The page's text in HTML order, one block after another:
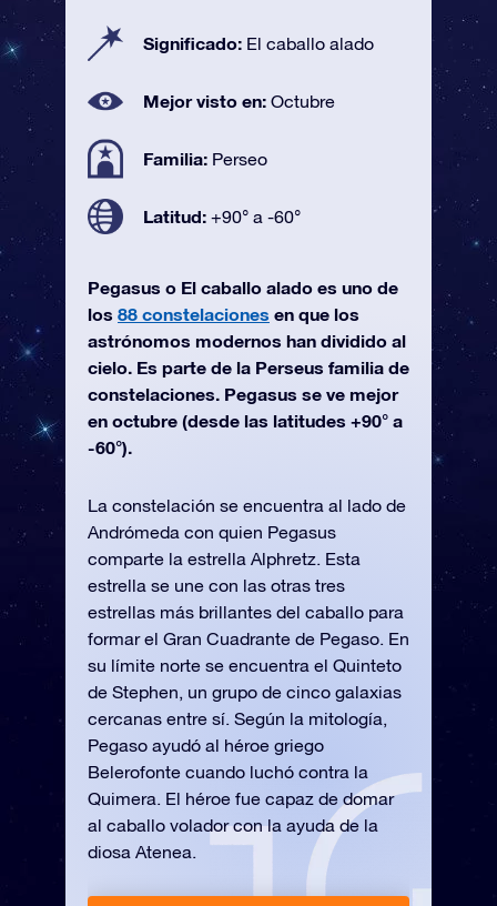
Significado: El caballo alado
Mejor visto en: Octubre
Familia: Perseo
Latitud: +90° a -60°
Pegasus o El caballo alado es uno de
los 88 constelaciones en que los
astrónomos modernos han dividido al
cielo. Es parte de la Perseus familia de
constelaciones. Pegasus se ve mejor
en octubre (desde las latitudes +90° a
-60°).
La constelación se encuentra al lado de
Andrómeda con quien Pegasus
comparte la estrella Alphretz. Esta
estrella se une con las otras tres
estrellas más brillantes del caballo para
formar el Gran Cuadrante de Pegaso. En
su límite norte se encuentra el Quinteto
de Stephen, un grupo de cinco galaxias
cercanas entre sí. Según la mitología,
Pegaso ayudó al héroe griego
Belerofonte cuando luchó contra la
Quimera. El héroe fue capaz de domar
al caballo volador con la ayuda de la
diosa Atenea.